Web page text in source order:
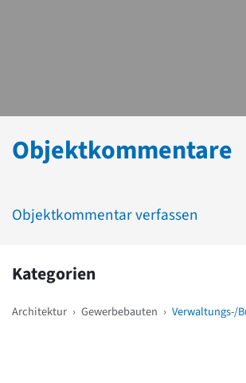
Objektkommentare
Objektkommentar verfassen
Kategorien
Architektur › Gewerbebauten › Verwaltungs-/